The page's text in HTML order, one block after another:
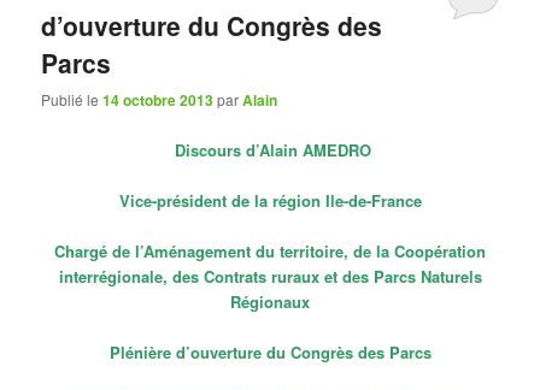
d’ouverture du Congrès des
Parcs
Publié le14 octobre 2013parAlain
Discours d’Alain AMEDRO
Vice-président de la région Ile-de-France
Chargé de l’Aménagement du territoire, de la Coopération
interrégionale, des Contrats ruraux et des Parcs Naturels
Régionaux
Plénière d’ouverture du Congrès des Parcs